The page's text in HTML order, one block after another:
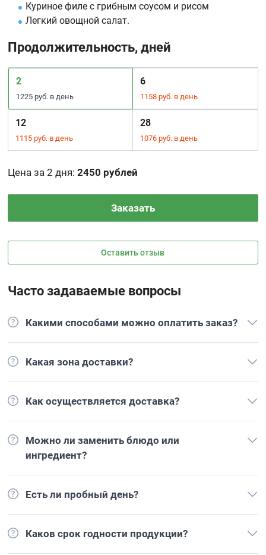
Куриное филе с грибным соусом и рисом
Легкий овощной салат.
Продолжительность, дней
2
1225 руб. в день
6
1158 руб. в день
12
1115 руб. в день
28
1076 руб. в день
Цена за 2 дня:2450 рублей
Заказать
Оставить отзыв
Часто задаваемые вопросы
Какими способами можно оплатить заказ?
Какая зона доставки?
Как осуществляется доставка?
Можно ли заменить блюдо или
ингредиент?
Есть ли пробный день?
Каков срок годности продукции?